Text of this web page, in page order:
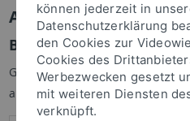
Anmelden
Benutzeranmeldung
Geben Sie Ihren
anzumelden:
können jederzeit in
Datenschutzerklärung
den Cookies zur
Cookies des
Werbezwecken gesetzt
mit weiteren Diensten
verknüpft.